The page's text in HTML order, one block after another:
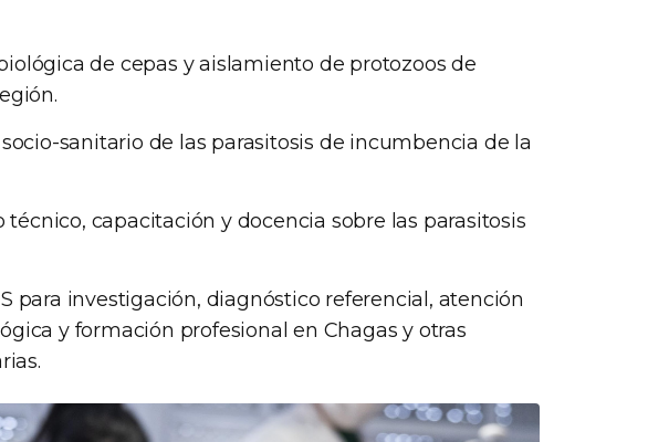
de cepas y aislamiento de protozoos de
sanitario de las parasitosis de incumbencia de la
técnico, capacitación y docencia sobre las parasitosis
para investigación, diagnóstico referencial, atención
y formación profesional en Chagas y otras